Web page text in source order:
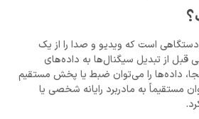
است که ویدیو و صدا را از یک
قبل از تبدیل سیگنال‌ها به داده‌های
داده‌ها را می‌توان ضبط یا پخش مستقیم
مستقیماً به مادربرد رایانه شخصی یا